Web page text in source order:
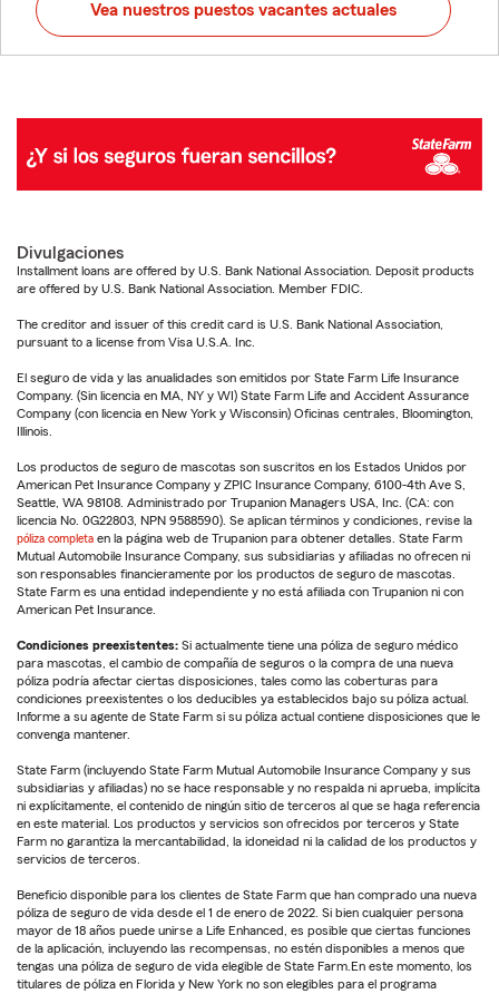
Vea nuestros puestos vacantes actuales
Divulgaciones
Installment loans are offered by U.S. Bank National Association. Deposit products
are offered by U.S. Bank National Association. Member FDIC.
The creditor and issuer of this credit card is U.S. Bank National Association,
pursuant to a license from Visa U.S.A. Inc.
El seguro de vida y las anualidades son emitidos por State Farm Life Insurance
Company. (Sin licencia en MA, NY y WI) State Farm Life and Accident Assurance
Company (con licencia en New York y Wisconsin) Oficinas centrales, Bloomington,
Illinois.
Los productos de seguro de mascotas son suscritos en los Estados Unidos por
American Pet Insurance Company y ZPIC Insurance Company, 6100-4th Ave S,
Seattle, WA 98108. Administrado por Trupanion Managers USA, Inc. (CA: con
licencia No. 0G22803, NPN 9588590). Se aplican términos y condiciones, revise la
póliza completa en la página web de Trupanion para obtener detalles. State Farm
Mutual Automobile Insurance Company, sus subsidiarias y afiliadas no ofrecen ni
son responsables financieramente por los productos de seguro de mascotas.
State Farm es una entidad independiente y no está afiliada con Trupanion ni con
American Pet Insurance.
Condiciones preexistentes: Si actualmente tiene una póliza de seguro médico
para mascotas, el cambio de compañía de seguros o la compra de una nueva
póliza podría afectar ciertas disposiciones, tales como las coberturas para
condiciones preexistentes o los deducibles ya establecidos bajo su póliza actual.
Informe a su agente de State Farm si su póliza actual contiene disposiciones que le
convenga mantener.
State Farm (incluyendo State Farm Mutual Automobile Insurance Company y sus
subsidiarias y afiliadas) no se hace responsable y no respalda ni aprueba, implícita
ni explícitamente, el contenido de ningún sitio de terceros al que se haga referencia
en este material. Los productos y servicios son ofrecidos por terceros y State
Farm no garantiza la mercantabilidad, la idoneidad ni la calidad de los productos y
servicios de terceros.
Beneficio disponible para los clientes de State Farm que han comprado una nueva
póliza de seguro de vida desde el 1 de enero de 2022. Si bien cualquier persona
mayor de 18 años puede unirse a Life Enhanced, es posible que ciertas funciones
de la aplicación, incluyendo las recompensas, no estén disponibles a menos que
tengas una póliza de seguro de vida elegible de State Farm.En este momento, los
titulares de póliza en Florida y New York no son elegibles para el programa